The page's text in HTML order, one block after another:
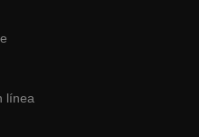
línea